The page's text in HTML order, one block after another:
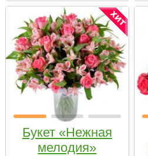
Букет «Нежная
мелодия»